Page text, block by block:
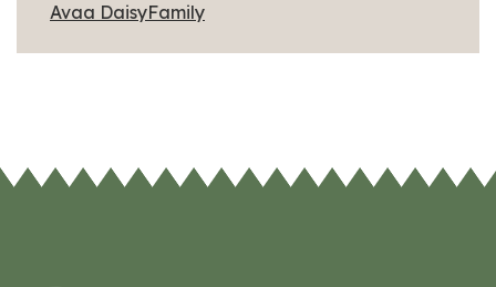
Avaa DaisyFamily